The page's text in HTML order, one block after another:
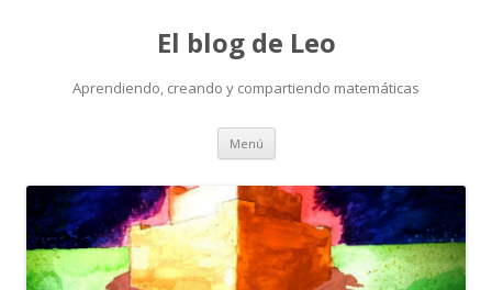
El blog de Leo
Aprendiendo, creando y compartiendo matemáticas
Menú Saltar
contenido